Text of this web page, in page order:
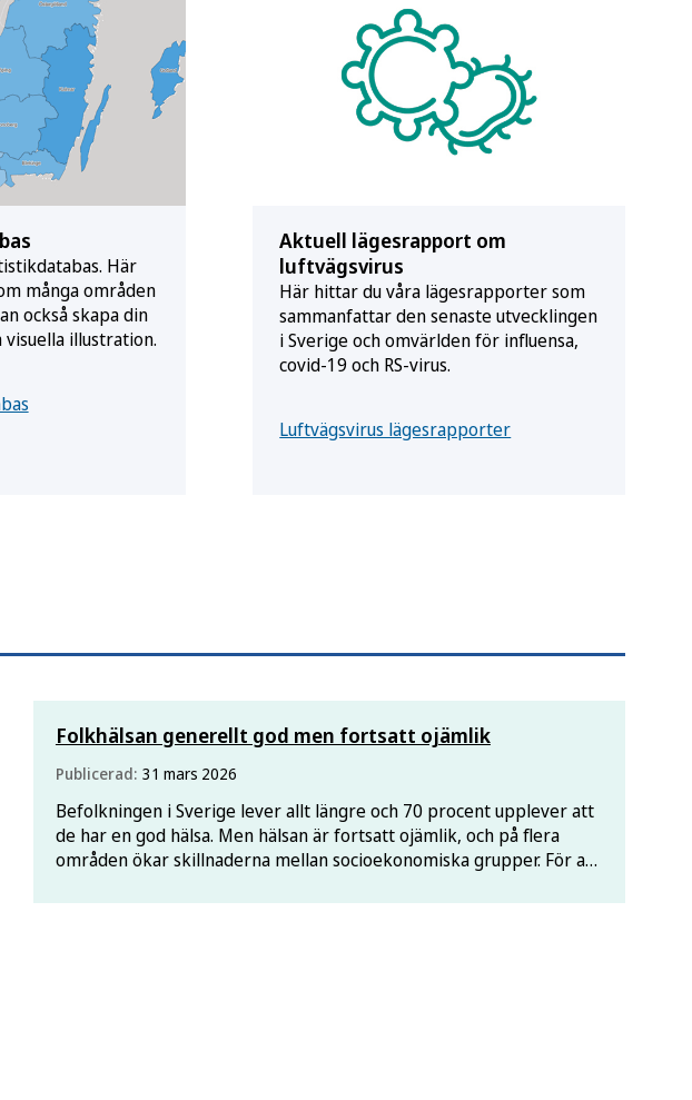
Här
många områden
också skapa din
illustration.
Aktuell lägesrapport om
luftvägsvirus
Här hittar du våra lägesrapporter som
sammanfattar den senaste utvecklingen
i Sverige och omvärlden för influensa,
covid-19 och RS-virus.
Luftvägsvirus lägesrapporter
Folkhälsan generellt god men fortsatt ojämlik
Publicerad: 31 mars 2026
Befolkningen i Sverige lever allt längre och 70 procent upplever att
de har en god hälsa. Men hälsan är fortsatt ojämlik, och på flera
områden ökar skillnaderna mellan socioekonomiska grupper. För att
år 2048 krävs ytterligare insatser, visar en ny rapport.